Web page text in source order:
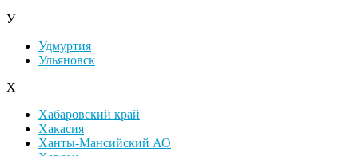
У
Удмуртия
Ульяновск
Х
Хабаровский край
Хакасия
Ханты-Мансийский АО